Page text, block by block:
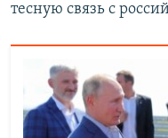
тесную связь с